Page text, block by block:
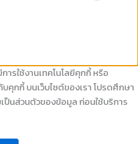
รใช้งานเทคโนโลยีคุกกี้ หรือ
คุกกี้ บนเว็บไซต์ของเรา โปรดศึกษา
ป็นส่วนตัวของข้อมูล ก่อนใช้บริการ